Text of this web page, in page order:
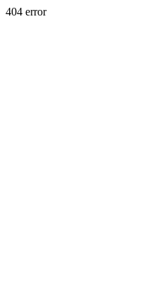
404 error